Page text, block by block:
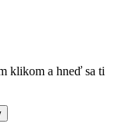
klikom a hneď sa ti